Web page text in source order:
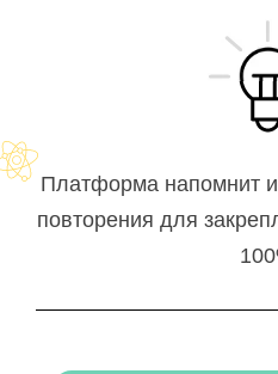
Платформа напомнит и
повторения для